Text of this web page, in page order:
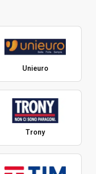
Unieuro
Trony